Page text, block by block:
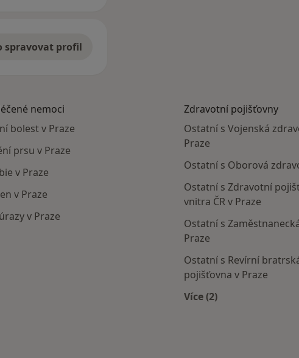
spravovat profil
nemoci
bolest v Praze
prsu v Praze
v Praze
v Praze
v Praze
Zdravotní pojišťovny
Ostatní s Vojenská
Praze
Ostatní s Oborová
Ostatní s Zdravotní
vnitra ČR v Praze
Ostatní s
Praze
Ostatní s Revírní
pojišťovna v Praze
Více (2)